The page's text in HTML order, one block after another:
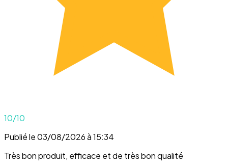
10/10
Publié le 03/08/2026 à 15:34
Très bon produit, efficace et de très bon qualité